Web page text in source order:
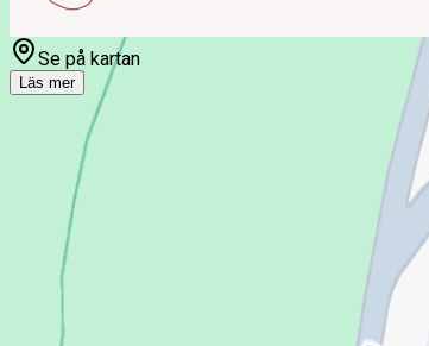
Se på kartan
Läs mer
Om Kärlkirurgi sjukgymn US,
Kärlkirurgi sjukgymn US, Thorax-Kärlkliniken US
Driver du denna mottagning?